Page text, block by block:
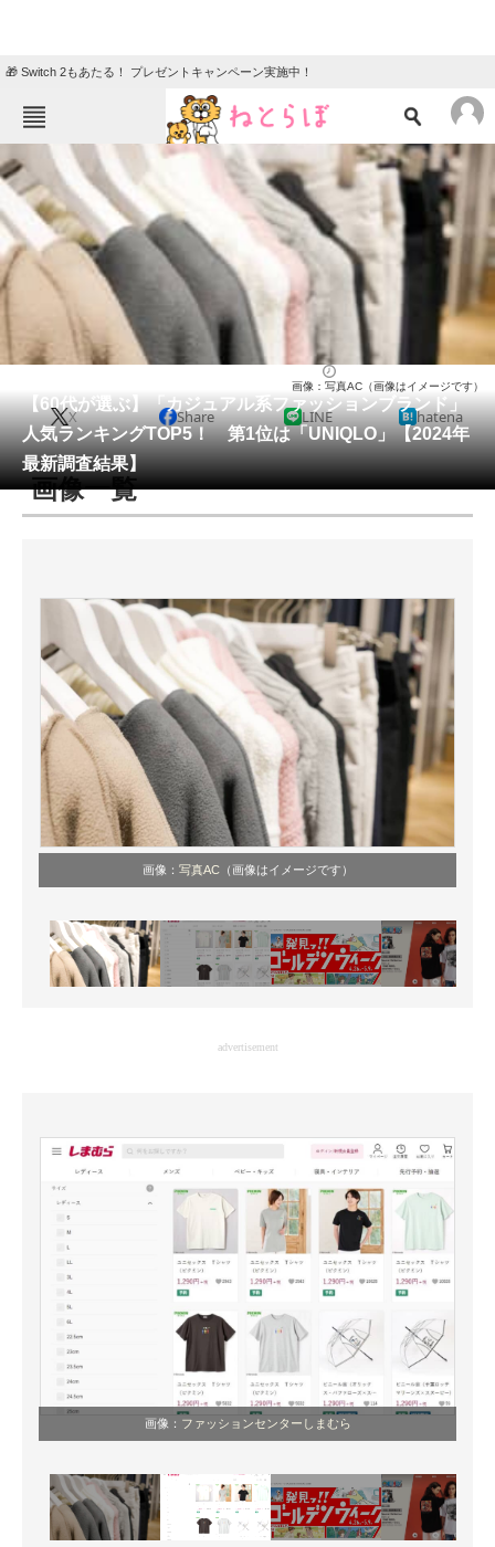
🎁 Switch 2もあたる！ プレゼントキャンペーン実施中！
ねとらぼメニュー
TOP ニュース
エンタメ クイズ
グルメ
教育・育児
動物 リサーチ
会員記事
メディア
注目記事を集めた総合ページ
進化するPCとデバイスの未来
好きが集まる 比べて選べる
ビジネスと働き方のヒント
AI活用のいまが分かる
企業ITのトレンドを詳説
経営リーダーのコミュニティ
マーケ×ITの今がよく分かる
ITエンジニア向け専門サイト
モノづくり技術者専門サイト
エレクトロニクス専門サイト
電子設計の基本と応用
エネルギーの専門メディア
建設×テクノロジーの最前線
ちょっと気になるネットの話題
【60代が選ぶ】「カジュアル系ファッションブランド」
人気ランキングTOP5！ 第1位は「UNIQLO」【2024年
最新調査結果】
画像：写真AC（画像はイメージです）
X Share LINE hatena
画像一覧
画像： 写真AC（画像はイメージです）
advertisement
画像： ファッションセンターしまむら